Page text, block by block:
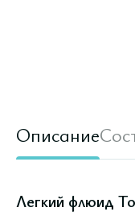
Описание
Легкий флюид